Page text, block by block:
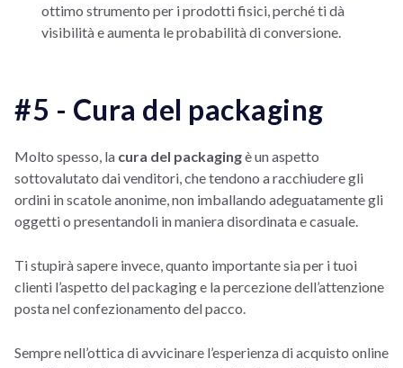
ottimo strumento per i prodotti fisici, perché ti dà
visibilità e aumenta le probabilità di conversione.
#5 - Cura del packaging
Molto spesso, la cura del packagingè un aspetto
sottovalutato dai venditori, che tendono a racchiudere gli
ordini in scatole anonime, non imballando adeguatamente gli
oggetti o presentandoli in maniera disordinata e casuale.
Ti stupirà sapere invece, quanto importante sia per i tuoi
clienti l’aspetto del packaging e la percezione dell’attenzione
posta nel confezionamento del pacco.
Sempre nell’ottica di avvicinare l’esperienza di acquisto online